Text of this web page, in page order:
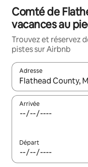
Comté de
vacances au
Trouvez et réservez
pistes sur Airbnb
Adresse
Lorsque les résultats
Arrivée
Départ